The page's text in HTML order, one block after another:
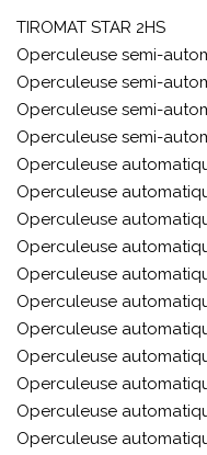
TIROMAT STAR 2HS
Operculeuse semi-
Operculeuse semi-
Operculeuse semi-
Operculeuse semi-
Operculeuse
Operculeuse
Operculeuse
Operculeuse
Operculeuse
Operculeuse
Operculeuse
Operculeuse
Operculeuse
Operculeuse
Operculeuse